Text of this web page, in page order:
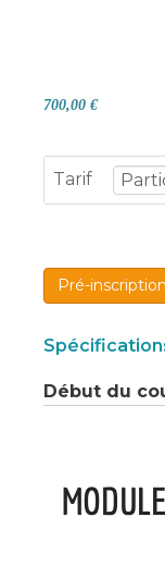
700,00 €
Tarif
Pré-inscription
Début du